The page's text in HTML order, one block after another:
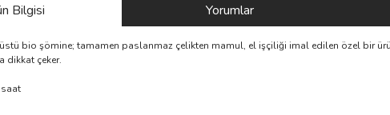
Bilgisi Yorumlar
bio şömine; tamamen paslanmaz çelikten mamul, el işçiliği imal edilen özel bir
dikkat çeker.
saat